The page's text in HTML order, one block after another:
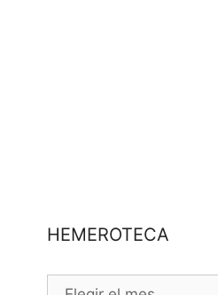
HEMEROTECA
HEMEROTECA